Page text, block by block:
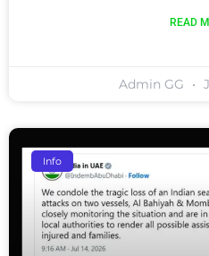
READ
Admin GG
Info